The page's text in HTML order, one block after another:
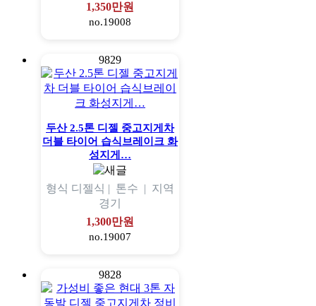
1,350만원
no.19008
9829
두산 2.5톤 디젤 중고지게차
더블 타이어 습식브레이크 화
성지게…
형식 디젤식 | 톤수 | 지역
경기
1,300만원
no.19007
9828